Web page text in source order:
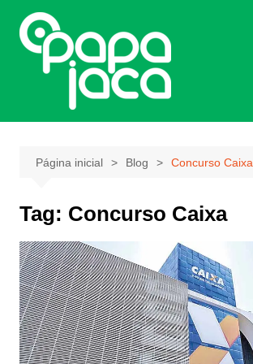
para
conteúdo
Página inicial Blog Concurso Caixa
Tag: Concurso Caixa